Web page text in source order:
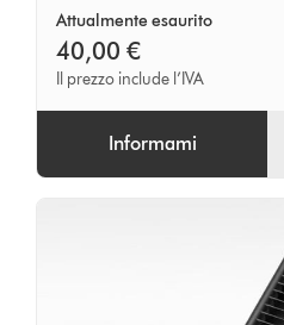
35mm)
(nero/blu
scuro)
Attualmente esaurito
40,00 €
Il prezzo include l’IVA
Informami